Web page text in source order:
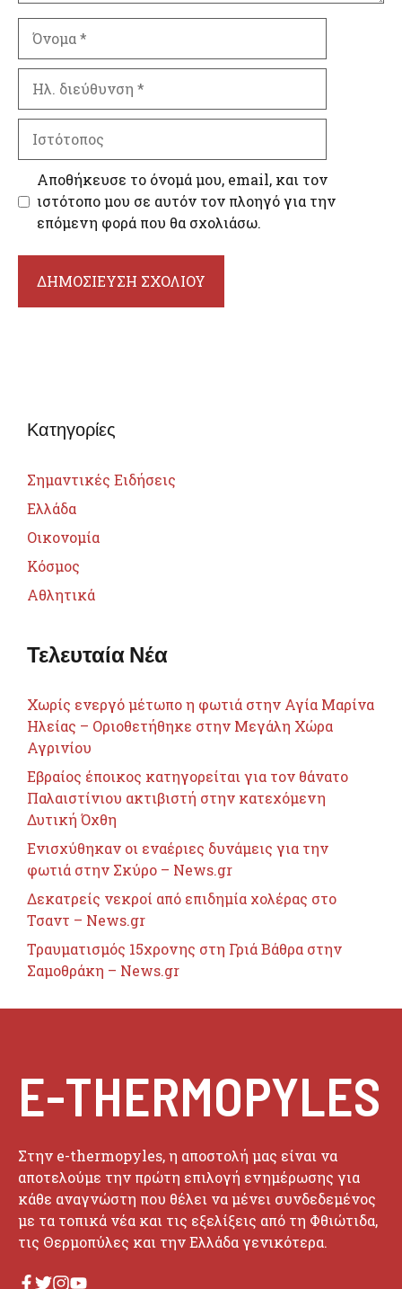
διεύθυνση
Αποθήκευσε το όνομά μου, email, και τον
ιστότοπο μου σε αυτόν τον πλοηγό για την
επόμενη φορά που θα σχολιάσω.
Κατηγορίες
Σημαντικές Ειδήσεις
Ελλάδα
Οικονομία
Κόσμος
Αθλητικά
Τελευταία Νέα
Χωρίς ενεργό μέτωπο η φωτιά στην Αγία Μαρίνα
Ηλείας – Οριοθετήθηκε στην Μεγάλη Χώρα
Αγρινίου
Εβραίος έποικος κατηγορείται για τον θάνατο
Παλαιστίνιου ακτιβιστή στην κατεχόμενη
Δυτική Όχθη
Ενισχύθηκαν οι εναέριες δυνάμεις για την
φωτιά στην Σκύρο – News.gr
Δεκατρείς νεκροί από επιδημία χολέρας στο
Τσαντ – News.gr
Τραυματισμός 15χρονης στη Γριά Βάθρα στην
Σαμοθράκη – News.gr
E-THERMOPYLES
Στην e-thermopyles, η αποστολή μας είναι να
αποτελούμε την πρώτη επιλογή ενημέρωσης για
κάθε αναγνώστη που θέλει να μένει συνδεδεμένος
με τα τοπικά νέα και τις εξελίξεις από τη Φθιώτιδα,
τις Θερμοπύλες και την Ελλάδα γενικότερα.